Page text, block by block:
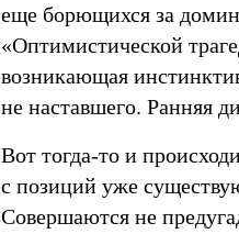
еще борющихся за
«Оптимистической
возникающая
не наставшего. Ранняя
Вот тогда-то и
с позиций уже
Совершаются не